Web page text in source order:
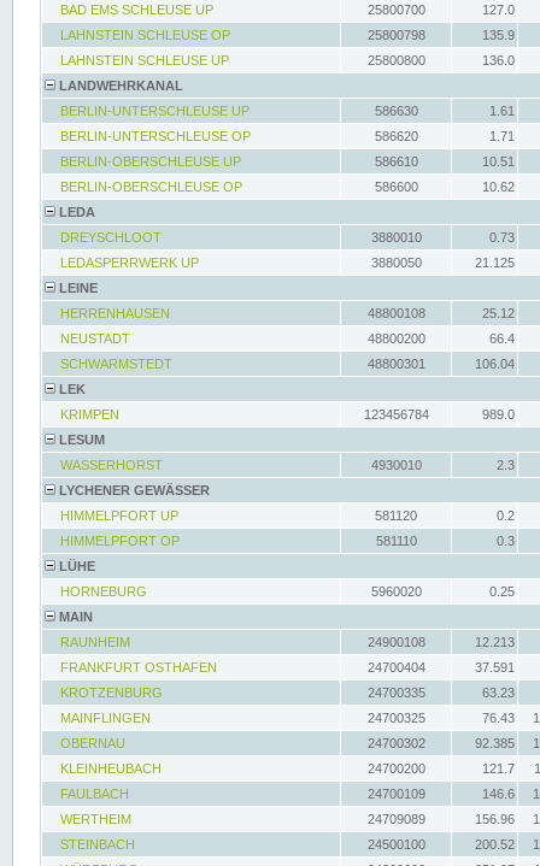
BAD EMS SCHLEUSE UP
25800700
127.0
LAHNSTEIN SCHLEUSE OP
25800798
135.9
LAHNSTEIN SCHLEUSE UP
25800800
136.0
LANDWEHRKANAL
BERLIN-UNTERSCHLEUSE UP
586630
1.61
BERLIN-UNTERSCHLEUSE OP
586620
1.71
BERLIN-OBERSCHLEUSE UP
586610
10.51
BERLIN-OBERSCHLEUSE OP
586600
10.62
LEDA
DREYSCHLOOT
3880010
0.73
LEDASPERRWERK UP
3880050
21.125
LEINE
HERRENHAUSEN
48800108
25.12
NEUSTADT
48800200
66.4
SCHWARMSTEDT
48800301
106.04
LEK
KRIMPEN
123456784
989.0
LESUM
WASSERHORST
4930010
2.3
LYCHENER GEWÄSSER
HIMMELPFORT UP
581120
0.2
HIMMELPFORT OP
581110
0.3
LÜHE
HORNEBURG
5960020
0.25
MAIN
RAUNHEIM
24900108
12.213
FRANKFURT OSTHAFEN
24700404
37.591
KROTZENBURG
24700335
63.23
MAINFLINGEN
24700325 76.43
OBERNAU
24700302 92.385
KLEINHEUBACH
24700200 121.7
FAULBACH
24700109 146.6
WERTHEIM
24709089 156.96
STEINBACH
24500100 200.52